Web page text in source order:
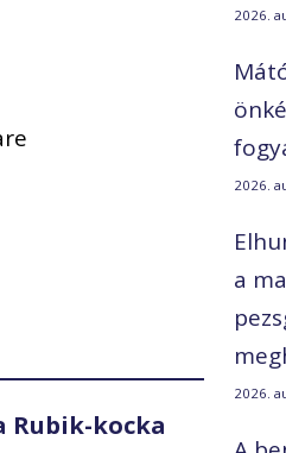
Rubik-kocka
2026.
2026.
a
2026.